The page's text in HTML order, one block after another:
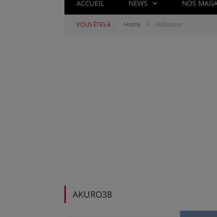
ACCUEIL NEWS NOS
VOUS ÊTES À : Home » Utilisateur
AKURO38